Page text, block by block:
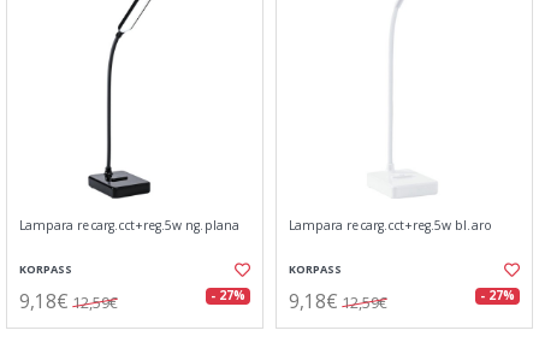
Lampara recarg.cct+reg.5w ng.plana
KORPASS
9,18€ 12,59€ - 27%
Lampara recarg.cct+reg.5w bl.aro
KORPASS
9,18€ 12,59€ - 27%